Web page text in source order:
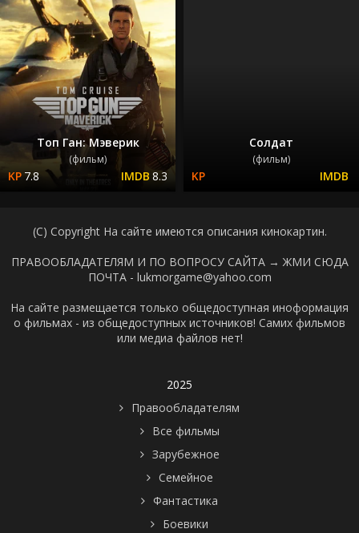
Топ Ган: Мэверик
(фильм)
7.8 8.3
Солдат
(фильм)
(C) Copyright На сайте имеются описания кинокартин.
ПРАВООБЛАДАТЕЛЯМ И ПО ВОПРОСУ САЙТА → ЖМИ СЮДА
ПОЧТА - lukmorgame@yahoo.com
На сайте размещается только общедоступная иноформация
о фильмах - из общедоступных источников! Самих фильмов
или медиа файлов нет!
2025
Правообладателям
Все фильмы
Зарубежное
Семейное
Фантастика
Боевики